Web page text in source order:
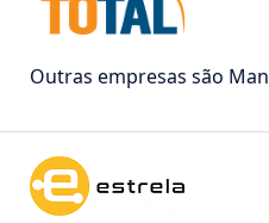
Outras empresas são